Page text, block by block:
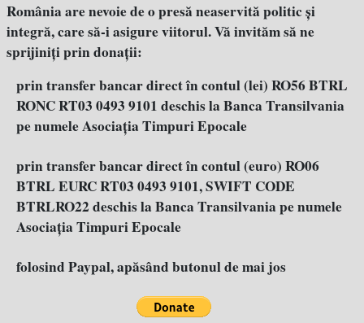
România are nevoie de o presă neaservită politic şi
integră, care să-i asigure viitorul. Vă invităm să ne
sprijiniţi prin donaţii:
prin transfer bancar direct în contul (lei) RO56 BTRL
RONC RT03 0493 9101 deschis la Banca Transilvania
pe numele Asociația Timpuri Epocale
prin transfer bancar direct în contul (euro) RO06
BTRL EURC RT03 0493 9101, SWIFT CODE
BTRLRO22 deschis la Banca Transilvania pe numele
Asociația Timpuri Epocale
folosind Paypal, apăsând butonul de mai jos